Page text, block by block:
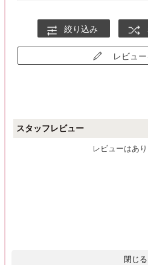
絞り込み
レビュー
スタッフレビュー
レビューはあり
閉じる